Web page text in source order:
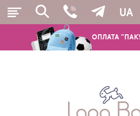
ОПЛАТА
UA
ШКІЛЬНІ РЮКЗАКИ ТА РАНЦІ